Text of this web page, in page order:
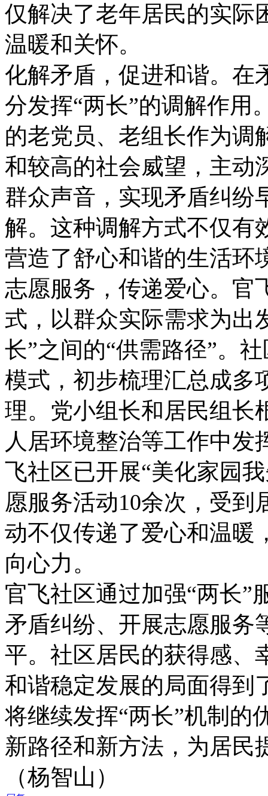
仅解决了老年居民的实际
温暖和关怀。
化解矛盾，促进和谐。在
分发挥“两长”的调解作用
的老党员、老组长作为调
和较高的社会威望，主动
群众声音，实现矛盾纠纷
解。这种调解方式不仅有
营造了舒心和谐的生活环
志愿服务，传递爱心。官
式，以群众实际需求为出
长”之间的“供需路径”。
模式，初步梳理汇总成多
理。党小组长和居民组长
人居环境整治等工作中发
飞社区已开展“美化家园
愿服务活动10余次，受到
动不仅传递了爱心和温暖
向心力。
官飞社区通过加强“两长”
矛盾纠纷、开展志愿服务
平。社区居民的获得感、
和谐稳定发展的局面得到
将继续发挥“两长”机制的
新路径和新方法，为居民
（杨智山）